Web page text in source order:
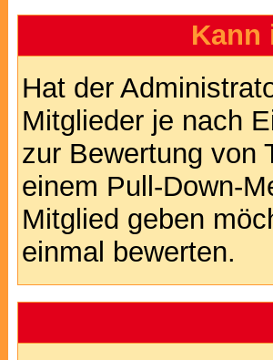
Kann
Hat der
Mitglieder je nach
zur Bewertung von
einem Pull-Down-
Mitglied geben
einmal bewerten.